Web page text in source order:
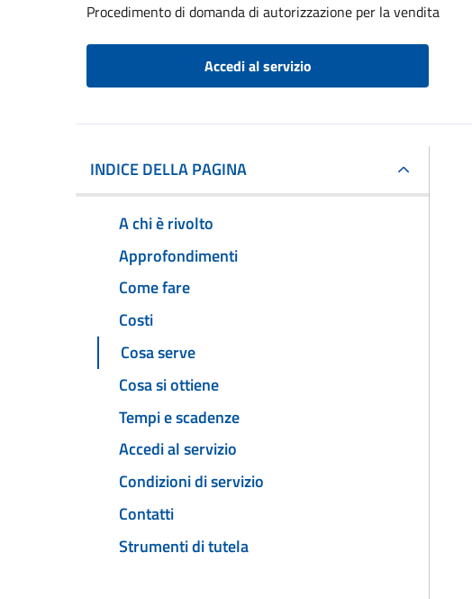
Procedimento di domanda di autorizzazione per la vendita
Accedi al servizio
INDICE DELLA PAGINA
A chi è rivolto
Approfondimenti
Come fare
Costi
Cosa serve
Cosa si ottiene
Tempi e scadenze
Accedi al servizio
Condizioni di servizio
Contatti
Strumenti di tutela